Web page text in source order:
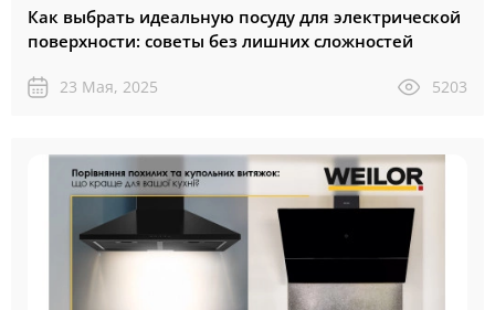
Как выбрать идеальную посуду для электрической
поверхности: советы без лишних сложностей
23 Мая, 2025 5203